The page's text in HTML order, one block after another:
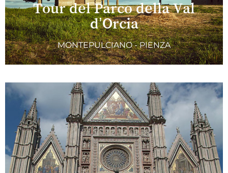
Tour del Parco della Val
d’Orcia
MONTEPULCIANO - PIENZA